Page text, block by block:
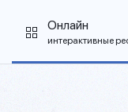
Онлайн
интерактивные